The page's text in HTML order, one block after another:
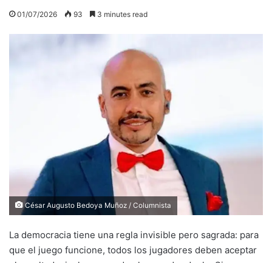
01/07/2026 93 3 minutes read
César Augusto Bedoya Muñoz / Columnista
La democracia tiene una regla invisible pero sagrada: para
que el juego funcione, todos los jugadores deben aceptar